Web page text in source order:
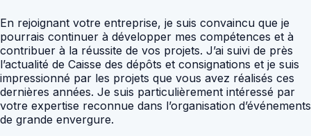
En rejoignant votre entreprise, je suis convaincu que je
pourrais continuer à développer mes compétences et à
contribuer à la réussite de vos projets. J’ai suivi de près
l’actualité de Caisse des dépôts et consignations et je suis
impressionné par les projets que vous avez réalisés ces
dernières années. Je suis particulièrement intéressé par
votre expertise reconnue dans l’organisation d’événements
de grande envergure.